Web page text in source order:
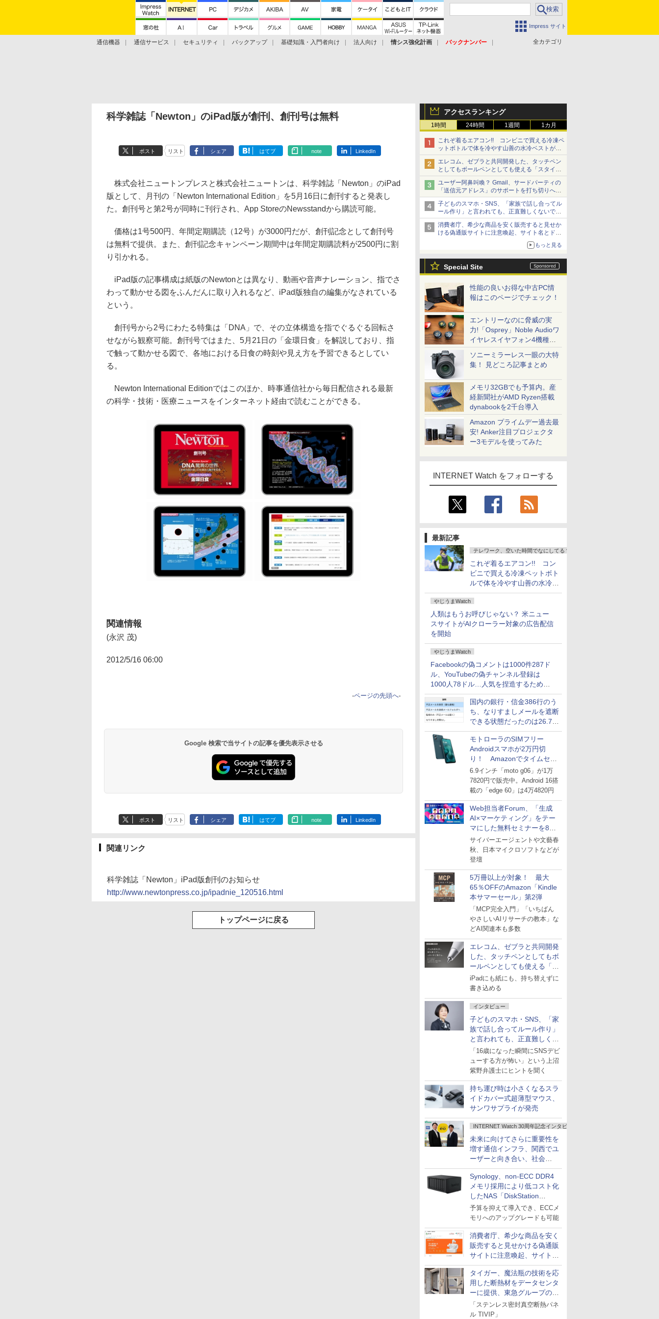
Impress サイト
全カテゴリ
通信機器 通信サービス セキュリティ バックアップ 基礎知識・入門者向け 法人向け 情シス強化計画
バックナンバー
アクセスランキング
1時間 24時間 1週間 1カ月
これぞ着るエアコン!! コンビニで買える冷凍ペ
ットボトルで体を冷やす山善の水冷ベストがロ
ードバイクにちょうどいい【ぼっち・ざ・ろー
ど！その14】【空いた時間でなにしてる？】
エレコム、ゼブラと共同開発した、タッチペン
としてもボールペンとしても使える「スタイラ
スツーウェイ」発売 iPadにも紙にも、持ち替
えずに書き込める
ユーザー阿鼻叫喚？ Gmail、サードパーティの
「送信元アドレス」のサポートを打ち切りへ
【やじうまWatch】
子どものスマホ・SNS、「家族で話し合ってル
ール作り」と言われても、正直難しくないです
か？ 「16歳になった瞬間にSNSデビューする
方が怖い」という上沼紫野弁護士にヒントを聞
く
消費者庁、希少な商品を安く販売すると見せか
ける偽通販サイトに注意喚起、サイト名とドメ
もっと見る
Special Site
性能の良いお得な中古PC情
報はこのページでチェック！
エントリーなのに脅威の実
力!「Osprey」Noble Audioワ
イヤレスイヤフォン4機種を
一気に聴く
ソニーミラーレス一眼の大特
集！ 見どころ記事まとめ
メモリ32GBでも予算内。産
経新聞社がAMD Ryzen搭載
dynabookを2千台導入
Amazon プライムデー過去最
安! Anker注目プロジェクタ
ー3モデルを使ってみた
INTERNET Watch をフォローする
最新記事
テレワーク、空いた時間でなにしてる？
これぞ着るエアコン!! コン
ビニで買える冷凍ペットボト
ルで体を冷やす山善の水冷ベ
ストがロードバイクにちょう
どいい【ぼっち・ざ・ろー
ど！その14】
やじうまWatch
人類はもうお呼びじゃない？ 米ニュー
スサイトがAIクローラー対象の広告配信
を開始
やじうまWatch
Facebookの偽コメントは1000件287ド
ル、YouTubeの偽チャンネル登録は
1000人78ドル…人気を捏造するための
価格リストが公開中
国内の銀行・信金386行のう
ち、なりすましメールを遮断
できる状態だったのは26.7％
にとどまる～GMOブランド
セキュリティ調査
モトローラのSIMフリー
Androidスマホが2万円切
り！ Amazonでタイムセー
ル
6.9インチ「moto g06」が1万
7820円で販売中。Android 16搭
載の「edge 60」は4万4820円
Web担当者Forum、「生成
AI×マーケティング」をテー
マにした無料セミナーを8月
27日にオンライン開催
サイバーエージェントや文藝春
秋、日本マイクロソフトなどが
登壇
5万冊以上が対象！ 最大
65％OFFのAmazon「Kindle
本サマーセール」第2弾
「MCP完全入門」「いちばん
やさしいAIリサーチの教本」な
どAI関連本も多数
エレコム、ゼブラと共同開発
した、タッチペンとしてもボ
ールペンとしても使える「ス
タイラスツーウェイ」発売
iPadにも紙にも、持ち替えずに
書き込める
インタビュー
子どものスマホ・SNS、「家
族で話し合ってルール作り」
と言われても、正直難しくな
いですか？
「16歳になった瞬間にSNSデビ
ューする方が怖い」という上沼
紫野弁護士にヒントを聞く
持ち運び時は小さくなるスラ
イドカバー式超薄型マウス、
サンワサプライが発売
INTERNET Watch 30周年記念インタビュー
未来に向けてさらに重要性を
増す通信インフラ、関西でユ
ーザーと向き合い、社会
の“あたらしい”を起動し続け
る～オプテージ
Synology、non-ECC DDR4
メモリ採用により低コスト化
したNAS「DiskStation
neo+」シリーズ
予算を抑えて導入でき、ECCメ
モリへのアップグレードも可能
消費者庁、希少な商品を安く
販売すると見せかける偽通販
サイトに注意喚起、サイト名
とドメイン名を公表
タイガー、魔法瓶の技術を応
用した断熱材をデータセンタ
ーに提供、東急グループの実
証実験で
「ステンレス密封真空断熱パネ
ル TIVIP」
科学雑誌「Newton」のiPad版が創刊、創刊号は無料
ポスト リスト シェア はてブ note LinkedIn
株式会社ニュートンプレスと株式会社ニュートンは、科学雑誌「Newton」のiPad
版として、月刊の「Newton International Edition」を5月16日に創刊すると発表し
た。創刊号と第2号が同時に刊行され、App StoreのNewsstandから購読可能。
価格は1号500円、年間定期購読（12号）が3000円だが、創刊記念として創刊号
は無料で提供。また、創刊記念キャンペーン期間中は年間定期購読料が2500円に割
り引かれる。
iPad版の記事構成は紙版のNewtonとは異なり、動画や音声ナレーション、指でさ
わって動かせる図をふんだんに取り入れるなど、iPad版独自の編集がなされている
という。
創刊号から2号にわたる特集は「DNA」で、その立体構造を指でぐるぐる回転さ
せながら観察可能。創刊号ではまた、5月21日の「金環日食」を解説しており、指
で触って動かせる図で、各地における日食の時刻や見え方を予習できるとしてい
る。
Newton International Editionではこのほか、時事通信社から毎日配信される最新
の科学・技術・医療ニュースをインターネット経由で読むことができる。
関連情報
(永沢 茂)
2012/5/16 06:00
-ページの先頭へ-
Google 検索で当サイトの記事を優先表示させる
ポスト リスト シェア はてブ note LinkedIn
関連リンク
科学雑誌「Newton」iPad版創刊のお知らせ
http://www.newtonpress.co.jp/ipadnie_120516.html
トップページに戻る